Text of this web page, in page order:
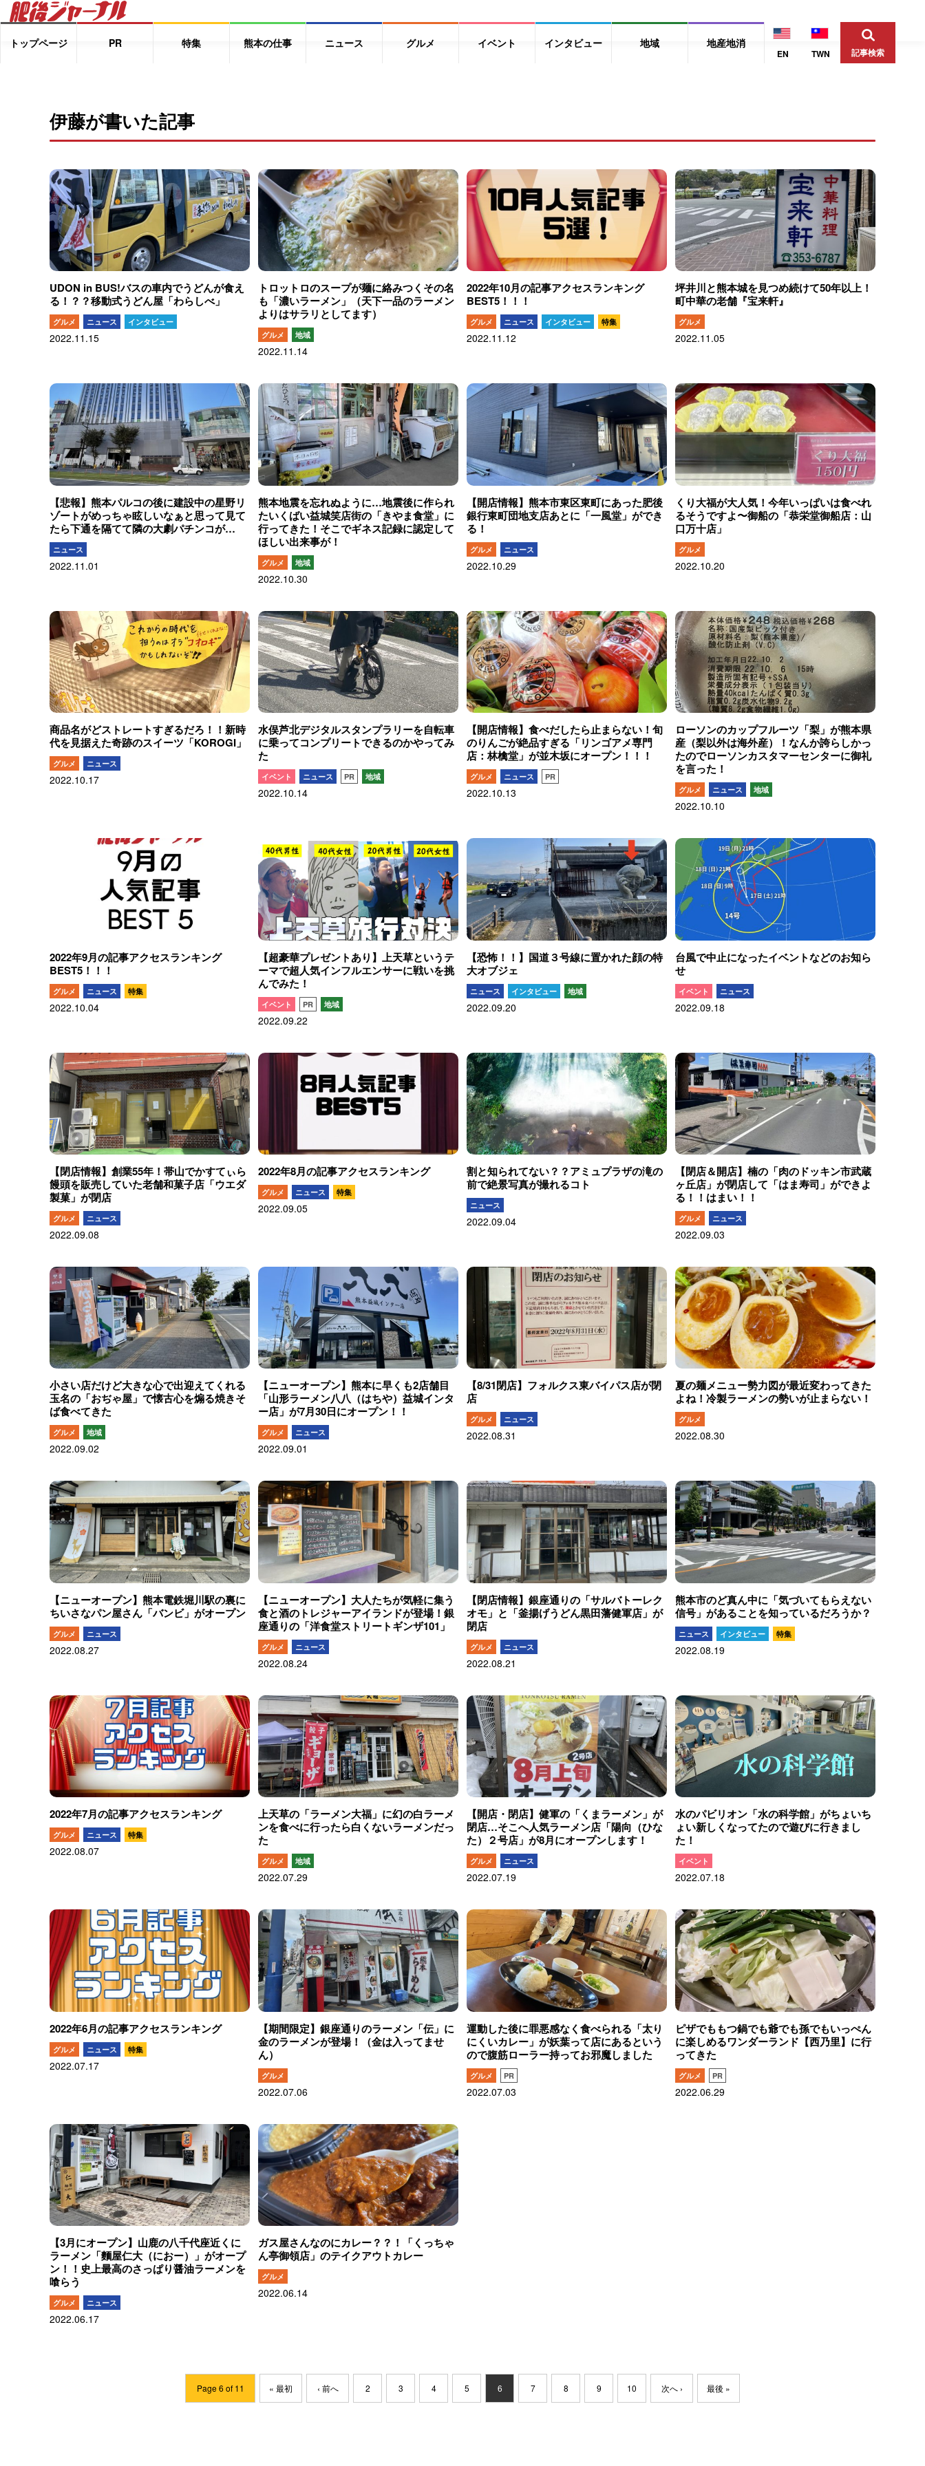
トップページ PR 特集 熊本の仕事 ニュース グルメ イベント インタビュー 地域 地産地消
EN TWN 記事検索
伊藤が書いた記事
UDON in BUS!バスの車内でうどんが食え
る！？？移動式うどん屋「わらしべ」
グルメ ニュース インタビュー
2022.11.15
トロットロのスープが麺に絡みつくその名
も「濃いラーメン」（天下一品のラーメン
よりはサラリとしてます）
グルメ 地域
2022.11.14
2022年10月の記事アクセスランキング
BEST5！！！
グルメ ニュース インタビュー 特集
2022.11.12
坪井川と熊本城を見つめ続けて50年以上！
町中華の老舗『宝来軒』
グルメ
2022.11.05
【悲報】熊本パルコの後に建設中の星野リ
ゾートがめっちゃ眩しいなぁと思って見て
たら下通を隔てて隣の大劇パチンコが…
ニュース
2022.11.01
熊本地震を忘れぬように…地震後に作られ
たいくばい益城笑店街の「きやま食堂」に
行ってきた！そこでギネス記録に認定して
ほしい出来事が！
グルメ 地域
2022.10.30
【開店情報】熊本市東区東町にあった肥後
銀行東町団地支店あとに「一風堂」ができ
る！
グルメ ニュース
2022.10.29
くり大福が大人気！今年いっぱいは食べれ
るそうですよ〜御船の「恭栄堂御船店：山
口万十店」
グルメ
2022.10.20
商品名がどストレートすぎるだろ！！新時
代を見据えた奇跡のスイーツ「KOROGI」
グルメ ニュース
2022.10.17
水俣芦北デジタルスタンプラリーを自転車
に乗ってコンプリートできるのかやってみ
た
イベント ニュース PR 地域
2022.10.14
【開店情報】食べだしたら止まらない！旬
のりんごが絶品すぎる「リンゴアメ専門
店：林檎堂」が並木坂にオープン！！！
グルメ ニュース PR
2022.10.13
ローソンのカップフルーツ「梨」が熊本県
産（梨以外は海外産）！なんか誇らしかっ
たのでローソンカスタマーセンターに御礼
を言った！
グルメ ニュース 地域
2022.10.10
2022年9月の記事アクセスランキング
BEST5！！！
グルメ ニュース 特集
2022.10.04
【超豪華プレゼントあり】上天草というテ
ーマで超人気インフルエンサーに戦いを挑
んでみた！
イベント PR 地域
2022.09.22
【恐怖！！】国道３号線に置かれた顔の特
大オブジェ
ニュース インタビュー 地域
2022.09.20
台風で中止になったイベントなどのお知ら
せ
イベント ニュース
2022.09.18
【閉店情報】創業55年！帯山でかすてぃら
饅頭を販売していた老舗和菓子店「ウエダ
製菓」が閉店
グルメ ニュース
2022.09.08
2022年8月の記事アクセスランキング
グルメ ニュース 特集
2022.09.05
割と知られてない？？アミュプラザの滝の
前で絶景写真が撮れるコト
ニュース
2022.09.04
【閉店＆開店】楠の「肉のドッキン市武蔵
ヶ丘店」が閉店して「はま寿司」ができよ
る！！はまい！！
グルメ ニュース
2022.09.03
小さい店だけど大きな心で出迎えてくれる
玉名の「おぢゃ屋」で懐古心を煽る焼きそ
ば食べてきた
グルメ 地域
2022.09.02
【ニューオープン】熊本に早くも2店舗目
「山形ラーメン八八（はちや）益城インタ
ー店」が7月30日にオープン！！
グルメ ニュース
2022.09.01
【8/31閉店】フォルクス東バイパス店が閉
店
グルメ ニュース
2022.08.31
夏の麺メニュー勢力図が最近変わってきた
よね！冷製ラーメンの勢いが止まらない！
グルメ
2022.08.30
【ニューオープン】熊本電鉄堀川駅の裏に
ちいさなパン屋さん「バンビ」がオープン
グルメ ニュース
2022.08.27
【ニューオープン】大人たちが気軽に集う
食と酒のトレジャーアイランドが登場！銀
座通りの「洋食堂ストリートギンザ101」
グルメ ニュース
2022.08.24
【閉店情報】銀座通りの「サルバトーレク
オモ」と「釜揚げうどん黒田藩健軍店」が
閉店
グルメ ニュース
2022.08.21
熊本市のど真ん中に「気づいてもらえない
信号」があることを知っているだろうか？
ニュース インタビュー 特集
2022.08.19
2022年7月の記事アクセスランキング
グルメ ニュース 特集
2022.08.07
上天草の「ラーメン大福」に幻の白ラーメ
ンを食べに行ったら白くないラーメンだっ
た
グルメ 地域
2022.07.29
【開店・閉店】健軍の「くまラーメン」が
閉店…そこへ人気ラーメン店「陽向（ひな
た）２号店」が8月にオープンします！
グルメ ニュース
2022.07.19
水のパビリオン「水の科学館」がちょいち
ょい新しくなってたので遊びに行きまし
た！
イベント
2022.07.18
2022年6月の記事アクセスランキング
グルメ ニュース 特集
2022.07.17
【期間限定】銀座通りのラーメン「伝」に
金のラーメンが登場！（金は入ってませ
ん）
グルメ
2022.07.06
運動した後に罪悪感なく食べられる「太り
にくいカレー」が妖葉って店にあるという
ので腹筋ローラー持ってお邪魔しました
グルメ PR
2022.07.03
ピザでももつ鍋でも爺でも孫でもいっぺん
に楽しめるワンダーランド【西乃里】に行
ってきた
グルメ PR
2022.06.29
【3月にオープン】山鹿の八千代座近くに
ラーメン「麵屋仁大（におー）」がオープ
ン！！史上最高のさっぱり醤油ラーメンを
喰らう
グルメ ニュース
2022.06.17
ガス屋さんなのにカレー？？！「くっちゃ
ん亭御領店」のテイクアウトカレー
グルメ
2022.06.14
Page 6 of 11 « 最初 ‹ 前へ 2 3 4 5 6 7 8 9 10 次へ › 最後 »